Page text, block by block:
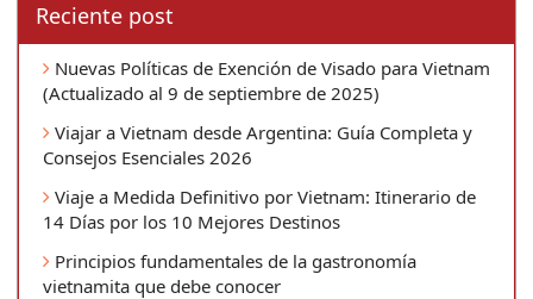
Reciente post
Nuevas Políticas de Exención de Visado para Vietnam
(Actualizado al 9 de septiembre de 2025)
Viajar a Vietnam desde Argentina: Guía Completa y
Consejos Esenciales 2026
Viaje a Medida Definitivo por Vietnam: Itinerario de
14 Días por los 10 Mejores Destinos
Principios fundamentales de la gastronomía
vietnamita que debe conocer